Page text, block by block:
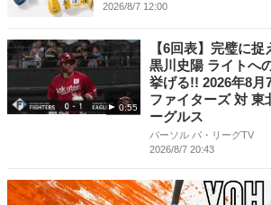
2026/8/7 12:00
0:55
【6回表】完璧に
黒川史陽 ライトへ
挙げる!! 2026年8月
ファイターズ 対 東
ーグルス
パーソル パ・リーグTV
2026/8/7 20:43